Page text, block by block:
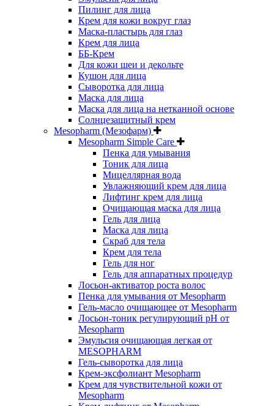
Пилинг для лица
Крем для кожи вокруг глаз
Маска-пластырь для глаз
Крем для лица
ББ-Крем
Для кожи шеи и декольте
Кушон для лица
Сыворотка для лица
Маска для лица
Маска для лица на нетканной основе
Солнцезащитный крем
Mesopharm (Мезофарм)
Mesopharm Simple Care
Пенка для умывания
Тоник для лица
Мицеллярная вода
Увлажняющий крем для лица
Лифтинг крем для лица
Очищающая маска для лица
Гель для лица
Маска для лица
Скраб для тела
Крем для тела
Гель для ног
Гель для аппаратных процедур
Лосьон-активатор роста волос
Пенка для умывания от Mesopharm
Гель-масло очищающее от Mesopharm
Лосьон-тоник регулирующий рН от
Mesopharm
Эмульсия очищающая легкая от
MESOPHARM
Гель-сыворотка для лица
Крем-эксфолиант Mesopharm
Крем для чувствительной кожи от
Mesopharm